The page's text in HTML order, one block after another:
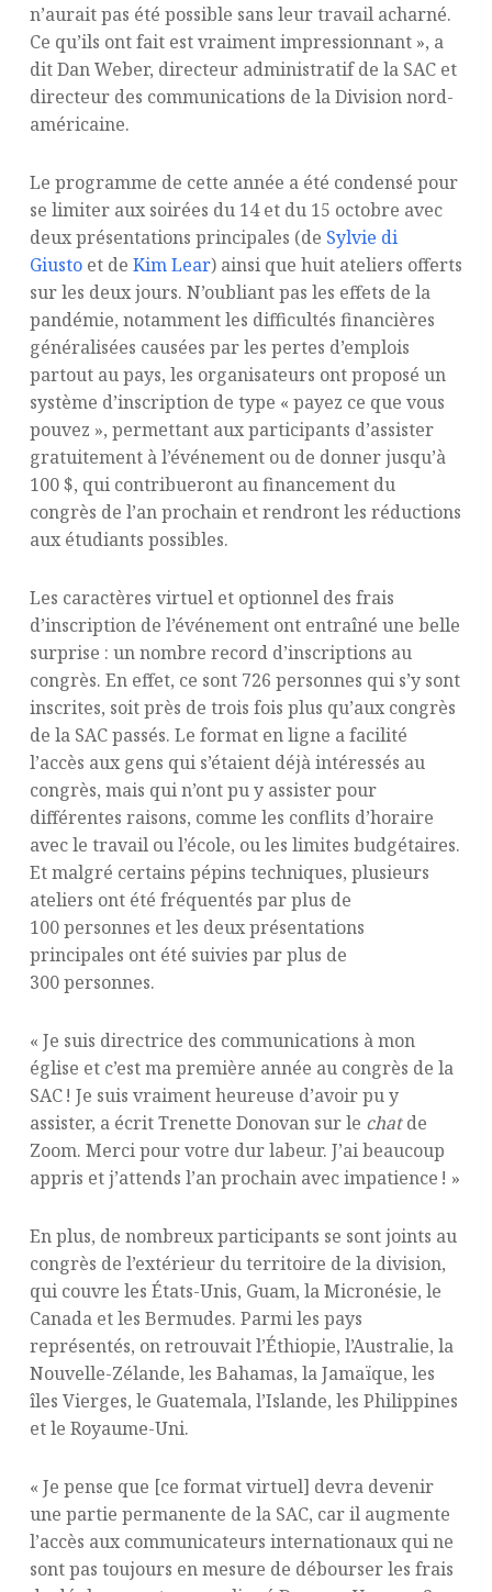
n’aurait pas été possible sans leur travail acharné.
Ce qu’ils ont fait est vraiment impressionnant », a
dit Dan Weber, directeur administratif de la SAC et
directeur des communications de la Division nord-
américaine.
Le programme de cette année a été condensé pour
se limiter aux soirées du 14 et du 15 octobre avec
deux présentations principales (de Sylvie di
Giustoet de Kim Lear) ainsi que huit ateliers offerts
sur les deux jours. N’oubliant pas les effets de la
pandémie, notamment les difficultés financières
généralisées causées par les pertes d’emplois
partout au pays, les organisateurs ont proposé un
système d’inscription de type « payez ce que vous
pouvez », permettant aux participants d’assister
gratuitement à l’événement ou de donner jusqu’à
100 $, qui contribueront au financement du
congrès de l’an prochain et rendront les réductions
aux étudiants possibles.
Les caractères virtuel et optionnel des frais
d’inscription de l’événement ont entraîné une belle
surprise : un nombre record d’inscriptions au
congrès. En effet, ce sont 726 personnes qui s’y sont
inscrites, soit près de trois fois plus qu’aux congrès
de la SAC passés. Le format en ligne a facilité
l’accès aux gens qui s’étaient déjà intéressés au
congrès, mais qui n’ont pu y assister pour
différentes raisons, comme les conflits d’horaire
avec le travail ou l’école, ou les limites budgétaires.
Et malgré certains pépins techniques, plusieurs
ateliers ont été fréquentés par plus de
100 personnes et les deux présentations
principales ont été suivies par plus de
300 personnes.
« Je suis directrice des communications à mon
église et c’est ma première année au congrès de la
SAC ! Je suis vraiment heureuse d’avoir pu y
assister, a écrit Trenette Donovan sur le chatde
Zoom. Merci pour votre dur labeur. J’ai beaucoup
appris et j’attends l’an prochain avec impatience ! »
En plus, de nombreux participants se sont joints au
congrès de l’extérieur du territoire de la division,
qui couvre les États-Unis, Guam, la Micronésie, le
Canada et les Bermudes. Parmi les pays
représentés, on retrouvait l’Éthiopie, l’Australie, la
Nouvelle-Zélande, les Bahamas, la Jamaïque, les
îles Vierges, le Guatemala, l’Islande, les Philippines
et le Royaume-Uni.
« Je pense que [ce format virtuel] devra devenir
une partie permanente de la SAC, car il augmente
l’accès aux communicateurs internationaux qui ne
sont pas toujours en mesure de débourser les frais